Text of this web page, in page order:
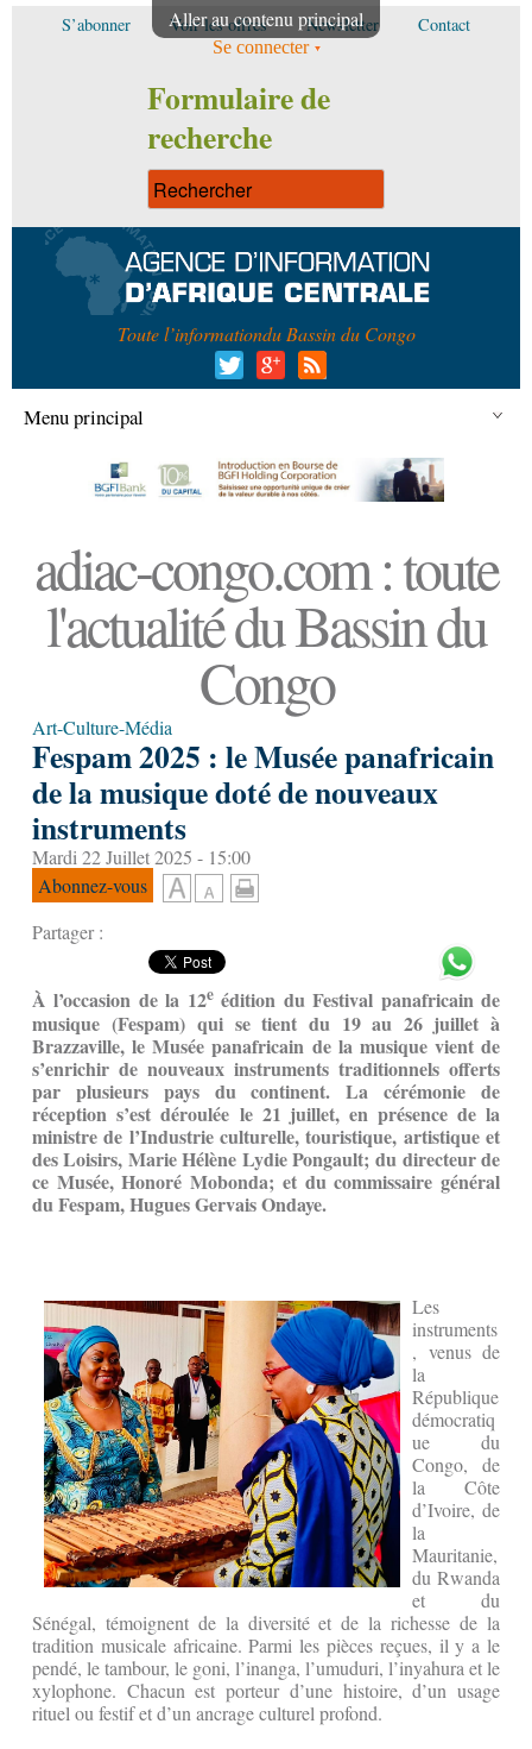
Aller au contenu principal
S’abonner Voir les offres Newsletter Contact
Se connecter
Formulaire de
recherche
Toute l’informationdu Bassin du Congo
Menu principal
adiac-congo.com : toute
l'actualité du Bassin du
Congo
Art-Culture-Média
Fespam 2025 : le Musée panafricain
de la musique doté de nouveaux
instruments
Mardi 22 Juillet 2025 - 15:00
Abonnez-vous
Partager :
À l’occasion de la 12eédition du Festival panafricain de
musique (Fespam) qui se tient du 19 au 26 juillet à
Brazzaville, le Musée panafricain de la musique vient de
s’enrichir de nouveaux instruments traditionnels offerts
par plusieurs pays du continent. La cérémonie de
réception s’est déroulée le 21 juillet, en présence de la
ministre de l’Industrie culturelle, touristique, artistique et
des Loisirs, Marie Hélène Lydie Pongault; du directeur de
ce Musée, Honoré Mobonda; et du commissaire général
du Fespam, Hugues Gervais Ondaye.
Les
instruments
, venus de
la
République
démocratiq
ue du
Congo, de
la Côte
d’Ivoire, de
la
Mauritanie,
du Rwanda
et du
Sénégal, témoignent de la diversité et de la richesse de la
tradition musicale africaine. Parmi les pièces reçues, il y a le
pendé, le tambour, le goni, l’inanga, l’umuduri, l’inyahura et le
xylophone. Chacun est porteur d’une histoire, d’un usage
rituel ou festif et d’un ancrage culturel profond.